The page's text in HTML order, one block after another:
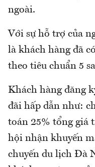
ngoài.
Với sự hỗ trợ của
là khách hàng đã
theo tiêu chuẩn 5
Khách hàng đăng
đãi hấp dẫn như:
toán 25% tổng giá
hội nhận khuyến
chuyến du lịch Đà